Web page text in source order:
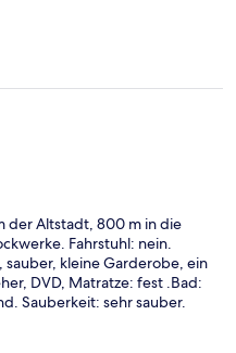
der Altstadt, 800 m in die
Fahrstuhl: nein.
kleine Garderobe, ein
DVD, Matratze: fest .Bad:
Sauberkeit: sehr sauber.
Nähe. WLan: gut, gratis.
und Ausruhen